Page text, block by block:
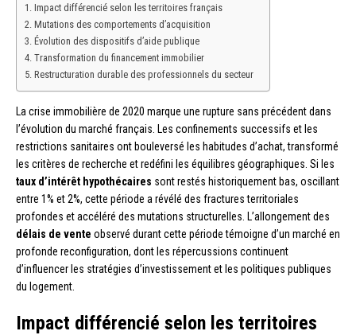
Impact différencié selon les territoires français
Mutations des comportements d’acquisition
Évolution des dispositifs d’aide publique
Transformation du financement immobilier
Restructuration durable des professionnels du secteur
La crise immobilière de 2020 marque une rupture sans précédent dans
l’évolution du marché français. Les confinements successifs et les
restrictions sanitaires ont bouleversé les habitudes d’achat, transformé
les critères de recherche et redéfini les équilibres géographiques. Si les
taux d’intérêt hypothécaires sont restés historiquement bas, oscillant
entre 1% et 2%, cette période a révélé des fractures territoriales
profondes et accéléré des mutations structurelles. L’allongement des
délais de vente observé durant cette période témoigne d’un marché en
profonde reconfiguration, dont les répercussions continuent
d’influencer les stratégies d’investissement et les politiques publiques
du logement.
Impact différencié selon les territoires